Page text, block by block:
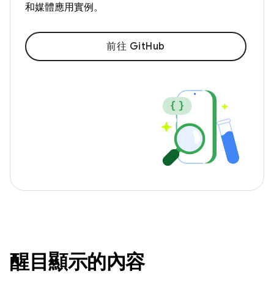
和媒體應用實例。
前往 GitHub
醒目顯示的內容